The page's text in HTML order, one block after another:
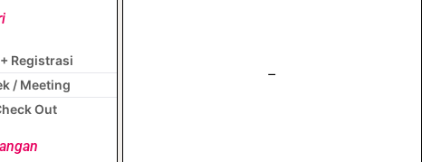
Registrasi
/ Meeting
Out
–